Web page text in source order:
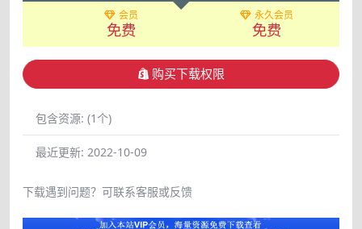
会员
免费
永久会员
免费
购买下载权限
包含资源: (1个)
最近更新: 2022-10-09
下载遇到问题？可联系客服或反馈